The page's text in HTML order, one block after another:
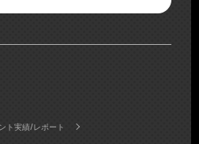
ト実績/レポート